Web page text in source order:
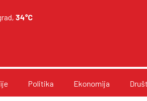
34°C
Politika Ekonomija